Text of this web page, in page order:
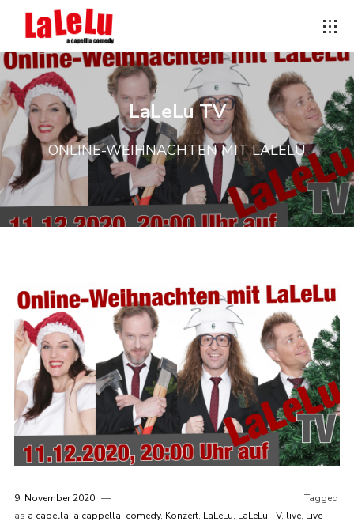
LaLeLu TV
ONLINE-WEIHNACHTEN MIT LALELU
9. November 2020
Tagged
as a capella, a cappella, comedy, Konzert, LaLeLu, LaLeLu TV, live, Live-